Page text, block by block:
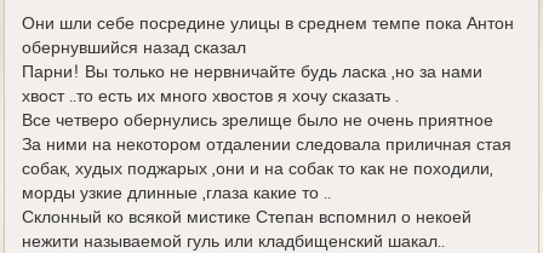
Они шли себе посредине улицы в среднем темпе пока Антон
обернувшийся назад сказал
Парни! Вы только не нервничайте будь ласка ,но за нами
хвост ..то есть их много хвостов я хочу сказать .
Все четверо обернулись зрелище было не очень приятное
За ними на некотором отдалении следовала приличная стая
собак, худых поджарых ,они и на собак то как не походили,
морды узкие длинные ,глаза какие то ..
Склонный ко всякой мистике Степан вспомнил о некоей
нежити называемой гуль или кладбищенский шакал..